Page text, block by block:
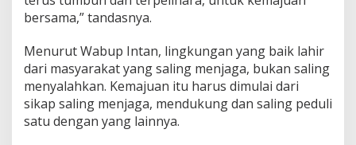
bersama,” tandasnya.
Menurut Wabup Intan, lingkungan yang baik lahir
dari masyarakat yang saling menjaga, bukan saling
menyalahkan. Kemajuan itu harus dimulai dari
sikap saling menjaga, mendukung dan saling peduli
satu dengan yang lainnya.